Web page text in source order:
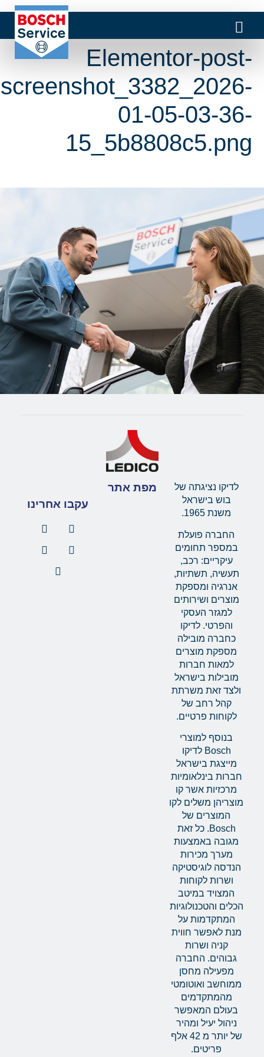
Elementor-post-
screenshot_3382_2026-
01-05-03-36-
15_5b8808c5.png
לדיקו נציגתה של
בוש בישראל
משנת 1965.
החברה פועלת
במספר תחומים
עיקריים: רכב,
תעשיה, תשתיות,
אנרגיה ומספקת
מוצרים ושירותים
למגזר העסקי
והפרטי. לדיקו
כחברה מובילה
מספקת מוצרים
למאות חברות
מובילות בישראל
ולצד זאת משרתת
קהל רחב של
לקוחות פרטיים.
בנוסף למוצרי
Bosch לדיקו
מייצגת בישראל
חברות בינלאומיות
מרכזיות אשר קו
מוצריהן משלים לקו
המוצרים של
Bosch. כל זאת
מגובה באמצעות
מערך מכירות
הנדסה לוגיסטיקה
ושרות לקוחות
המצויד במיטב
הכלים והטכנולוגיות
המתקדמות על
מנת לאפשר חווית
קניה ושרות
גבוהים. החברה
מפעילה מחסן
ממוחשב ואוטומטי
מהמתקדמים
בעולם המאפשר
ניהול יעיל ומהיר
של יותר מ 42 אלף
פריטים.
מפת אתר
עקבו אחרינו